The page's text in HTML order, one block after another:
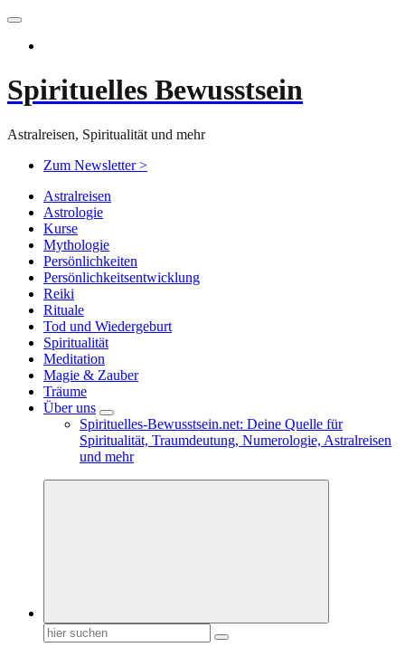
Zum
springen
Spirituelles Bewusstsein
Astralreisen, Spiritualität und mehr
Zum Newsletter >
Astralreisen
Astrologie
Kurse
Mythologie
Persönlichkeiten
Persönlichkeitsentwicklung
Reiki
Rituale
Tod und Wiedergeburt
Spiritualität
Meditation
Magie & Zauber
Träume
Über uns
Spirituelles-Bewusstsein.net: Deine Quelle für
Spiritualität, Traumdeutung, Numerologie, Astralreisen
und mehr
Suchen